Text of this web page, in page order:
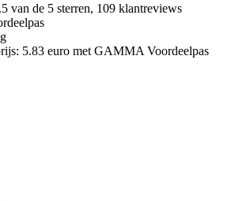
van de 5 sterren, 109 klantreviews
5.83 euro met GAMMA Voordeelpas